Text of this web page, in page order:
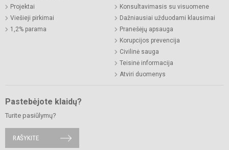
Projektai
Viešieji pirkimai
1,2% parama
Konsultavimasis su visuomene
Dažniausiai užduodami klausimai
Pranešėjų apsauga
Korupcijos prevencija
Civilinė sauga
Teisinė informacija
Atviri duomenys
Pastebėjote klaidų?
Turite pasiūlymų?
RAŠYKITE